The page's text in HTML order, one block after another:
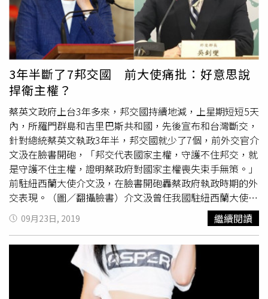
章，以表彰相關參與之企業廠商或組織對國家、社會的貢
獻。
3年半斷了7邦交國 前大使痛批：好意思說
捍衛主權？
蔡英文政府上台3年多來，邦交國持續地減，上星期短短5天
內，所羅門群島和吉里巴斯共和國，先後宣布和台灣斷交，
針對總統蔡英文執政3年半，邦交國就少了7個，前外交官介
文汲在臉書開砲，「邦交代表國家主權，守護不住邦交，就
是守護不住主權，證明蔡政府對國家主權喪失束手無策。」
前駐紐西蘭大使介文汲，在臉書開砲轟蔡政府執政時期的外
交表現。（圖／翻攝臉書）介文汲曾任我國駐紐西蘭大使，
是國內資深外交官，對於台灣當前外交情勢，昨天（22日）
他也在臉書發表看法。他提到，邦交代表國家主權，守不住
邦交就是守不住主權。蔡政府上任3年半，卻經斷了7個邦交
國，上禮拜更是5天內連斷2個，這代表蔡政府根本對國家主
權的喪失束手無策。介文汲進一步提到，蔡英文成天把守護
主權掛在嘴邊，先不論她的外交政策為何，光是外交人士就
09月23日, 2019 繼續閱讀